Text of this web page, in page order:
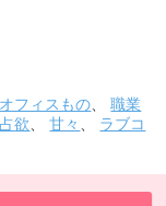
オフィスもの、職業
欲、甘々 、 ラブコ